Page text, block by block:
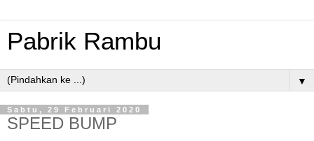
Pabrik Rambu
▼
Sabtu, 29 Februari 2020
SPEED BUMP